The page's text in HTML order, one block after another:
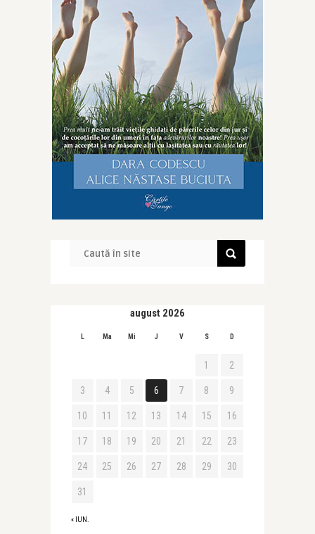
august 2026
L Ma Mi J V S D
« IUN.
1 2
3 4 5 6 7 8 9
10 11 12 13 14 15 16
17 18 19 20 21 22 23
24 25 26 27 28 29 30
31